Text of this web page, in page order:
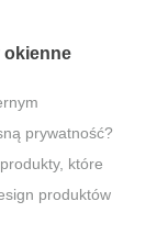
okienne
prywatność?
które
produktów